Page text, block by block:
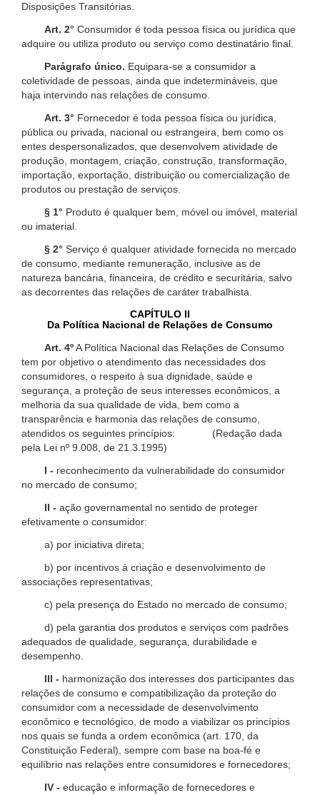
Disposições Transitórias.
Art. 2° Consumidor é toda pessoa física ou jurídica que
adquire ou utiliza produto ou serviço como destinatário final.
Parágrafo único. Equipara-se a consumidor a
coletividade de pessoas, ainda que indetermináveis, que
haja intervindo nas relações de consumo.
Art. 3° Fornecedor é toda pessoa física ou jurídica,
pública ou privada, nacional ou estrangeira, bem como os
entes despersonalizados, que desenvolvem atividade de
produção, montagem, criação, construção, transformação,
importação, exportação, distribuição ou comercialização de
produtos ou prestação de serviços.
§ 1° Produto é qualquer bem, móvel ou imóvel, material
ou imaterial.
§ 2° Serviço é qualquer atividade fornecida no mercado
de consumo, mediante remuneração, inclusive as de
natureza bancária, financeira, de crédito e securitária, salvo
as decorrentes das relações de caráter trabalhista.
CAPÍTULO II
Da Política Nacional de Relações de Consumo
Art. 4ºA Política Nacional das Relações de Consumo
tem por objetivo o atendimento das necessidades dos
consumidores, o respeito à sua dignidade, saúde e
segurança, a proteção de seus interesses econômicos, a
melhoria da sua qualidade de vida, bem como a
transparência e harmonia das relações de consumo,
atendidos os seguintes princípios: (Redação dada
pela Lei nº 9.008, de 21.3.1995)
I - reconhecimento da vulnerabilidade do consumidor
no mercado de consumo;
II - ação governamental no sentido de proteger
efetivamente o consumidor:
a) por iniciativa direta;
b) por incentivos à criação e desenvolvimento de
associações representativas;
c) pela presença do Estado no mercado de consumo;
d) pela garantia dos produtos e serviços com padrões
adequados de qualidade, segurança, durabilidade e
desempenho.
III - harmonização dos interesses dos participantes das
relações de consumo e compatibilização da proteção do
consumidor com a necessidade de desenvolvimento
econômico e tecnológico, de modo a viabilizar os princípios
nos quais se funda a ordem econômica (art. 170, da
Constituição Federal), sempre com base na boa-fé e
equilíbrio nas relações entre consumidores e fornecedores;
IV - educação e informação de fornecedores e